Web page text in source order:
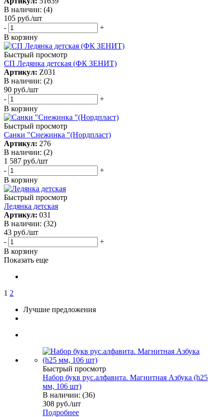
В наличии: (4)
105 руб./шт
-
+
В корзину
Быстрый просмотр
СП Ледянка детская (ФК ЗЕНИТ)
Артикул: Z031
В наличии: (2)
90 руб./шт
-
+
В корзину
Быстрый просмотр
Санки "Снежинка "(Нордпласт)
Артикул: 276
В наличии: (2)
1 587 руб./шт
-
+
В корзину
Быстрый просмотр
Ледянка детская
Артикул: 031
В наличии: (32)
43 руб./шт
-
+
В корзину
Показать еще
1 2
Лучшие предложения
Быстрый просмотр
Набор букв рус.алфавита. Магнитная Азбука (h25
мм, 106 шт)
В наличии: (36)
308 руб./шт
Подробнее